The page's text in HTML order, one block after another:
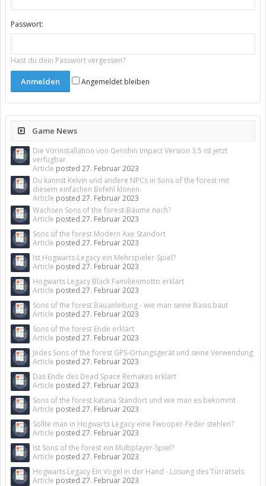
Passwort:
Hast du dein Passwort vergessen?
Angemeldet bleiben
Game News
Die Vorinstallation von Genshin Impact Version 3.5 ist jetzt
verfügbar
Article posted 27. Februar 2023
Du kannst Kelvin und andere NPCs in Sons of the forest mit
diesem einfachen Befehl klonen
Article posted 27. Februar 2023
Wachsen Sons of the forest-Bäume nach?
Article posted 27. Februar 2023
Sons of the forest Modern Axe Standort
Article posted 27. Februar 2023
Ist Hogwarts-Legacy ein Mehrspieler-Spiel?
Article posted 27. Februar 2023
Hogwarts Legacy Black Familienmotto erklärt
Article posted 27. Februar 2023
Sons of the forest Bauanleitung - wie man seine Basis baut
Article posted 27. Februar 2023
Sons of the forest Ende erklärt
Article posted 27. Februar 2023
Jedes Sons of the forest GPS-Ortungsgerät und seine Verwendung
Article posted 27. Februar 2023
Das Ende des Dead Space Remakes erklärt
Article posted 27. Februar 2023
Sons of the forest katana Standort und wie man es bekommt
Article posted 27. Februar 2023
Sollte man in Hogwarts Legacy eine Fwooper-Feder stehlen?
Article posted 27. Februar 2023
Ist Sons of the forest ein Multiplayer-Spiel?
Article posted 27. Februar 2023
Hogwarts Legacy Ein Vogel in der Hand - Lösung des Türrätsels
Article posted 27. Februar 2023